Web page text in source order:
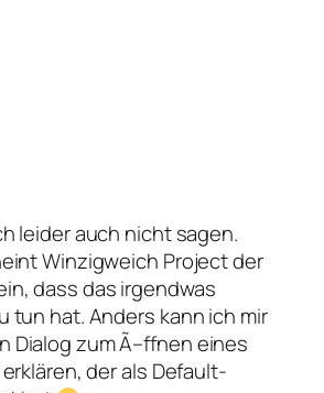
leider auch nicht sagen.
Winzigweich Project der
dass das irgendwas
tun hat. Anders kann ich mir
Dialog zum Ã–ffnen eines
der als Default-